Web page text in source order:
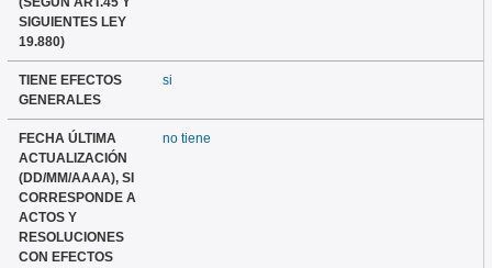
SIGUIENTES LEY
19.880)
TIENE EFECTOS
GENERALES
si
FECHA ÚLTIMA
ACTUALIZACIÓN
(DD/MM/AAAA), SI
CORRESPONDE A
ACTOS Y
RESOLUCIONES
CON EFECTOS
no tiene